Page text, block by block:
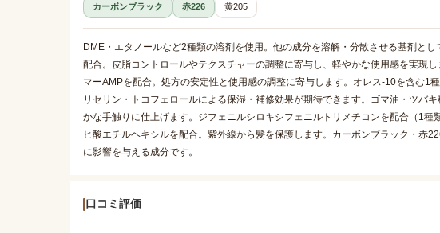
カーボンブラック 赤226 黄205
DME・エタノールなど2種類の溶剤を使用。他の成分を溶解・分散させる基剤と
配合。皮脂コントロールやテクスチャーの調整に寄与し、軽やかな使用感を実現
マーAMPを配合。処方の安定性と使用感の調整に寄与します。オレス-10を含む1
リセリン・トコフェロールによる保湿・補修効果が期待できます。ゴマ油・ツバ
かな手触りに仕上げます。ジフェニルシロキシフェニルトリメチコンを配合（1
ヒ酸エチルヘキシルを配合。紫外線から髪を保護します。カーボンブラック・赤
に影響を与える成分です。
口コミ評価